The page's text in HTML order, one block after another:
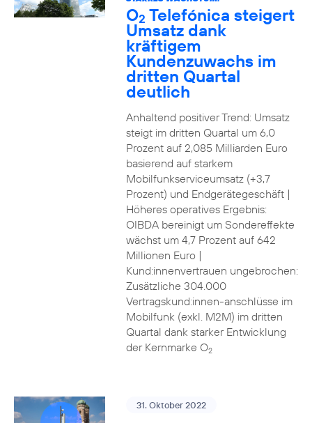
O2 Telefónica steigert
Umsatz dank
kräftigem
Kundenzuwachs im
dritten Quartal
deutlich
Anhaltend positiver Trend: Umsatz
steigt im dritten Quartal um 6,0
Prozent auf 2,085 Milliarden Euro
basierend auf starkem
Mobilfunkserviceumsatz (+3,7
Prozent) und Endgerätegeschäft |
Höheres operatives Ergebnis:
OIBDA bereinigt um Sondereffekte
wächst um 4,7 Prozent auf 642
Millionen Euro |
Kund:innenvertrauen ungebrochen:
Zusätzliche 304.000
Vertragskund:innen-anschlüsse im
Mobilfunk (exkl. M2M) im dritten
Quartal dank starker Entwicklung
der Kernmarke O2
31. Oktober 2022